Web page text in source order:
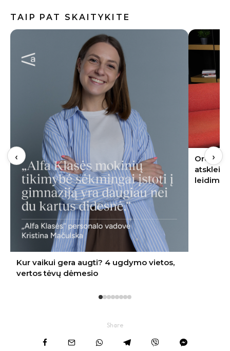
TAIP PAT SKAITYKITE
Oro kondicionierius bute: ekspertas
atskleidė, kur jį įrengti – nereikės nei
leidimo, nei kaimynų sutikimo
‹ ›
Share